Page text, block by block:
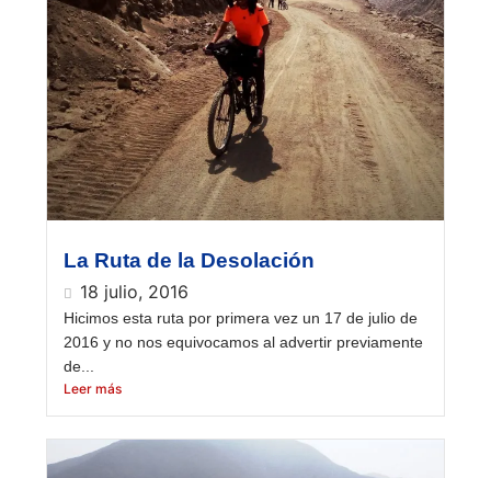
La Ruta de la Desolación
18 julio, 2016
Hicimos esta ruta por primera vez un 17 de julio de
2016 y no nos equivocamos al advertir previamente
de...
Leer más